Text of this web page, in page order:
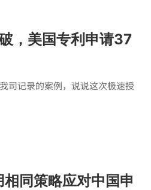
，美国专利申请37
司记录的案例，说说这次极速授
同策略应对中国申